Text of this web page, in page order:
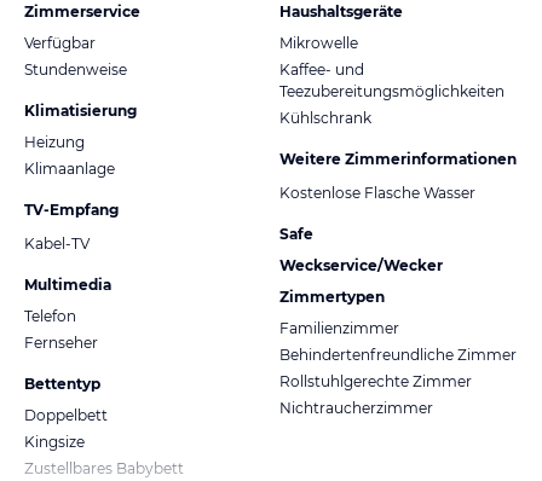
Zimmerservice
Verfügbar
Stundenweise
Klimatisierung
Heizung
Klimaanlage
TV-Empfang
Kabel-TV
Multimedia
Telefon
Fernseher
Bettentyp
Doppelbett
Kingsize
Zustellbares Babybett
Haushaltsgeräte
Mikrowelle
Kaffee- und
Teezubereitungsmöglichkeiten
Kühlschrank
Weitere Zimmerinformationen
Kostenlose Flasche Wasser
Safe
Weckservice/Wecker
Zimmertypen
Familienzimmer
Behindertenfreundliche Zimmer
Rollstuhlgerechte Zimmer
Nichtraucherzimmer